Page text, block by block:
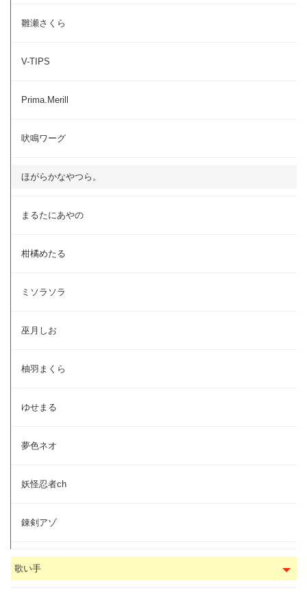
雛瀬さくら
V-TIPS
Prima.Merill
吠鳴ワーグ
ほがらかなやつら。
まるたにあやの
柑橘めたる
ミソラソラ
巫月しお
柚羽まくら
ゆせまる
夢色ネオ
妖怪忍者ch
錬剣アゾ
歌い手